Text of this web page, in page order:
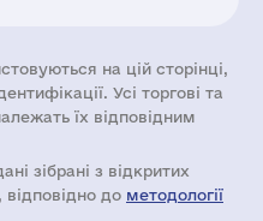
на цій сторінці,
Усі торгові та
їх відповідним
зібрані з відкритих
відповідно до методології